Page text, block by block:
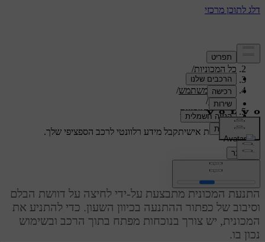
תמיכה/
כל המכוניות/
XC60 2026
/
מדריך למשתמש/
נסיעה/
התנעת המכונית
תמיכה מותאמת אישיתקבל מידע רלוונטי לרכב הספציפי שלך.
התחבר
התנעת המכונית
התנעת המכונית מתבצעת על-ידי לחיצה על דוושת הבלם
וסיבוב של כפתור ההתנעה בכיוון השעון. כדי להתניע את
המכונית, יש צורך בנוכחות מפתח בתוך הרכב ובשימוש
נכון בו.